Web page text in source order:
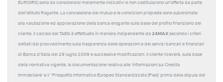
EUROIRS) sono da considerarsi meramente indicativi e non costituiscono un'offerta da parte
dell'Istituto Rogante. La concessione del mutuo e le condizioni proposte sono subordinate
alla valutazione ed approvazione della banca erogante sulla base del profilo finanziario del
cliente. Il calcolo del TAEG è effettuato in maniera indipendente da 24MAX secondo i criteri
dettati dal provvedimento sulla trasparenza delle operazioni e dei servizi bancari e finanziari
di Banca d'Italia del 29 luglio 2009 e successive modificazioni. Il cliente riceverà, sulla base
della normativa vigente, la documentazione relativa alle 'Informazioni sul Credito
Immobiliare' e il “Prospetto Informativo Europeo Standardizzato (Pies)' prima della stipula del